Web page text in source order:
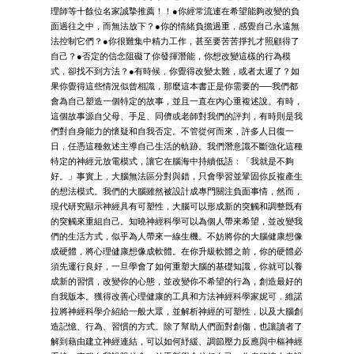
理師等十餘位名家誠摯推薦！！●你經常流連在希望能夠改變的負
面過往之中，而無法放下？●你的情緒負擔過重，感覺自己永遠無
法控制它們？●你很難集中精力工作，甚至要苦苦掙扎才照顧得了
自己？●否定的信念阻礙了你發揮潛能，你想改變這樣的行為模
式，卻找不到方法？●有時候，你覺得改變太難，或者太遲了？如
果你覺得這些情況似曾相識，那麼這本書正是你需要的──我們都
會為自己塑造一個特定的故事，並且一直在內心重複述說。有時，
這個故事源自父母、手足、同儕或老師對我們的評判，有時則是我
們對自身能力的懷疑和自我否定。不管從何而來，許多人日復一
日，任憑這種敘述主導自己生活的軌跡。我們潛意識不斷強化這種
特定的神經元放電模式，讓它在腦海中持續低語：「我就是不夠
好。」事實上，大腦無法區分對與錯，只會學習並鞏固你反複產生
的想法模式。我們的大腦雖然被設計成專門關注負面事情，然而，
現代研究顯示神經具有可塑性，大腦可以形成新的突觸和調整既有
的突觸來重組自己。知曉神經科學可以為個人帶來希望，並改變我
們的生活方式，似乎為人帶來一線生機。不妨將你的大腦健康想像
成硬體，將心理健康想像成軟體。在你升級軟體之前，你的硬體必
須先運行良好，一旦學會了如何重塑大腦的基礎知識，你就可以養
成新的習慣，改變你的心態，並改變你不希望的行為，創造最好的
自我版本。獲得改善心理健康的工具和方法神經科學家妮可．維諾
拉將神經科學介紹給一般大眾，並解析神經的可塑性，以及大腦創
造記憶、行為、習慣的方式。除了幫助人們面對創傷，也讓讀者了
解到藉由建立神經連結，可以如何紓緩、調節壓力反應與中樞神經